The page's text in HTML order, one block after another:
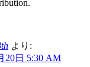
より:
20日 5:30 AM